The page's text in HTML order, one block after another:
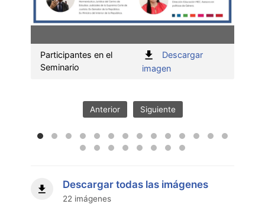
Participantes en el
Seminario
Descargar
imagen:
Seminario"
Anterior Siguiente
Descargar todas las imágenes
22 imágenes